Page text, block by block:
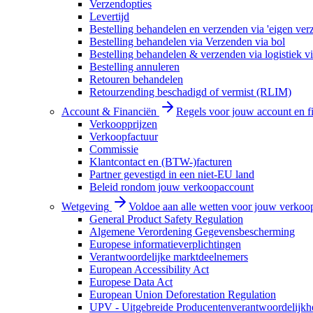
Verzendopties
Levertijd
Bestelling behandelen en verzenden via 'eigen
Bestelling behandelen via Verzenden via bol
Bestelling behandelen & verzenden via logistiek
Bestelling annuleren
Retouren behandelen
Retourzending beschadigd of vermist (RLIM)
Account & Financiën
Regels voor jouw account en
Verkoopprijzen
Verkoopfactuur
Commissie
Klantcontact en (BTW-)facturen
Partner gevestigd in een niet-EU land
Beleid rondom jouw verkoopaccount
Wetgeving
Voldoe aan alle wetten voor jouw
General Product Safety Regulation
Algemene Verordening Gegevensbescherming
Europese informatieverplichtingen
Verantwoordelijke marktdeelnemers
European Accessibility Act
Europese Data Act
European Union Deforestation Regulation
UPV - Uitgebreide